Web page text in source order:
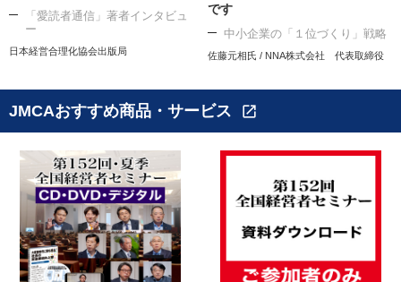
「愛読者通信」著者インタビュ
ー
日本経営合理化協会出版局
です
中小企業の「１位づくり」戦略
佐藤元相氏 / NNA株式会社 代表取締役
JMCAおすすめ商品・サービス open_in_new